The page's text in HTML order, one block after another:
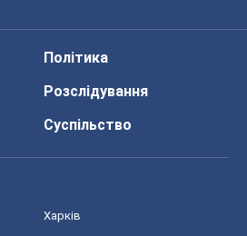
Політика
Розслідування
Суспільство
Харків